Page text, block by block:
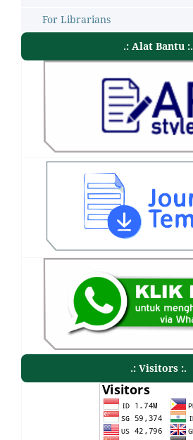
For Librarians
.: Alat Bantu :.
.: Visitors :.